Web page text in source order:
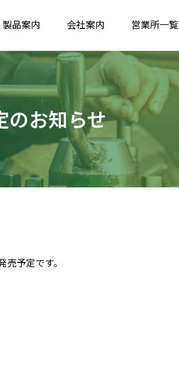
製品案内 会社案内 営業所一覧
お知らせ
予定です。